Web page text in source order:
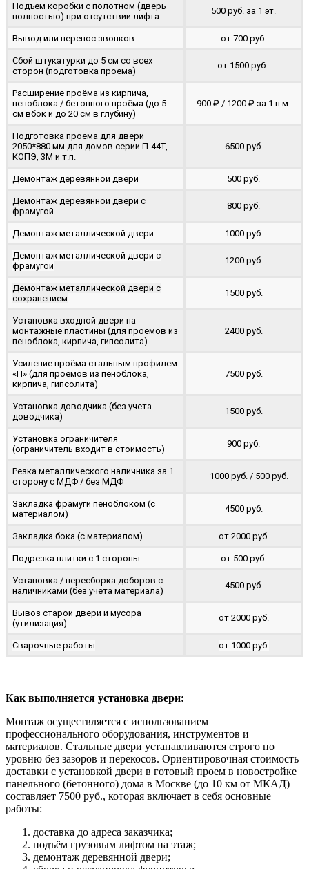
Подъем коробки с полотном (дверь
полностью) при отсутствии лифта
500 руб. за 1 эт.
Вывод или перенос звонков от 700 руб.
Сбой штукатурки до 5 см со всех
сторон (подготовка проёма)
от 1500 руб..
Расширение проёма из кирпича,
пеноблока / бетонного проёма (до 5
cм вбок и до 20 см в глубину)
900 ₽ / 1200 ₽ за 1 п.м.
Подготовка проёма для двери
2050*880 мм для домов серии П-44Т,
КОПЭ, 3М и т.п.
6500 руб.
Демонтаж деревянной двери 500 руб.
Демонтаж деревянной двери с
фрамугой
800 руб.
Демонтаж металлической двери 1000 руб.
Демонтаж металлической двери с
фрамугой
1200 руб.
Демонтаж металлической двери с
сохранением
1500 руб.
Установка входной двери на
монтажные пластины (для проёмов из
пеноблока, кирпича, гипсолита)
2400 руб.
Усиление проёма стальным профилем
«П» (для проёмов из пеноблока,
кирпича, гипсолита)
7500 руб.
Установка доводчика (без учета
доводчика)
1500 руб.
Установка ограничителя
(ограничитель входит в стоимость)
900 руб.
Резка металлического наличника за 1
сторону с МДФ / без МДФ
1000 руб. / 500 руб.
Закладка фрамуги пеноблоком (с
материалом)
4500 руб.
Закладка бока (с материалом) от 2000 руб.
Подрезка плитки с 1 стороны от 500 руб.
Установка / пересборка доборов с
наличниками (без учета материала)
4500 руб.
Вывоз старой двери и мусора
(утилизация)
от 2000 руб.
Сварочные работы от 1000 руб.
Как выполняется установка двери:
Монтаж осуществляется с использованием
профессионального оборудования, инструментов и
материалов. Стальные двери устанавливаются строго по
уровню без зазоров и перекосов. Ориентировочная стоимость
доставки с установкой двери в готовый проем в новостройке
панельного (бетонного) дома в Москве (до 10 км от МКАД)
составляет 7500 руб., которая включает в себя основные
работы:
доставка до адреса заказчика;
подъём грузовым лифтом на этаж;
демонтаж деревянной двери;